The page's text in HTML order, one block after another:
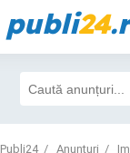
publi24
Publi24 Anunțuri